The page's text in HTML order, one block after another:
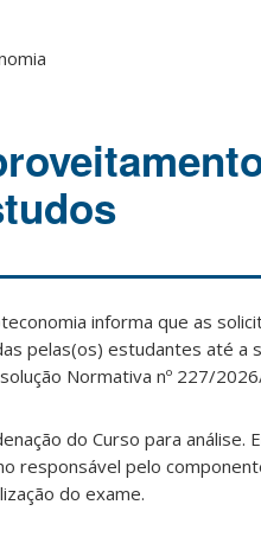
informa que as
pelas(os) estudantes até a
Normativa nº 227/
do Curso para análise.
responsável pelo
do exame.